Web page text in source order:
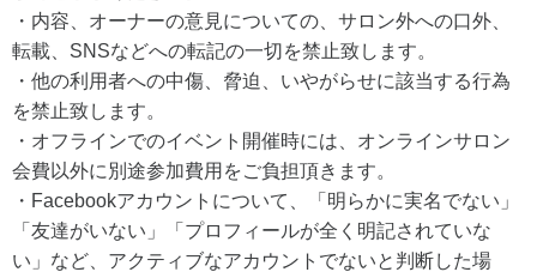
・内容、オーナーの意見についての、サロン外への口外、
転載、SNSなどへの転記の一切を禁止致します。
・他の利用者への中傷、脅迫、いやがらせに該当する行為
を禁止致します。
・オフラインでのイベント開催時には、オンラインサロン
会費以外に別途参加費用をご負担頂きます。
・Facebookアカウントについて、「明らかに実名でない」
「友達がいない」「プロフィールが全く明記されていな
い」など、アクティブなアカウントでないと判断した場